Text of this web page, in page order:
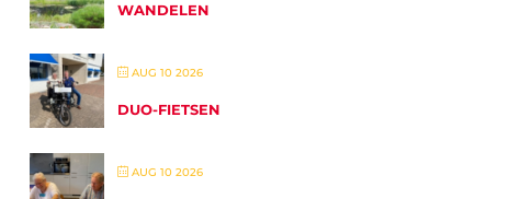
WANDELEN
AUG 10 2026
DUO-FIETSEN
AUG 10 2026